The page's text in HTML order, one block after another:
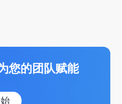
您的团队赋能